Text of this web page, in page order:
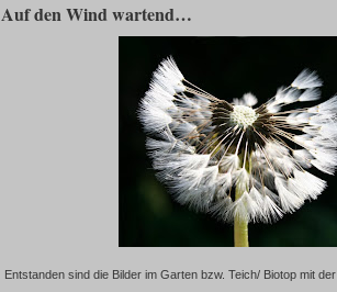
Auf den Wind wartend…
Entstanden sind die Bilder im Garten bzw. Teich/ Biotop mit der